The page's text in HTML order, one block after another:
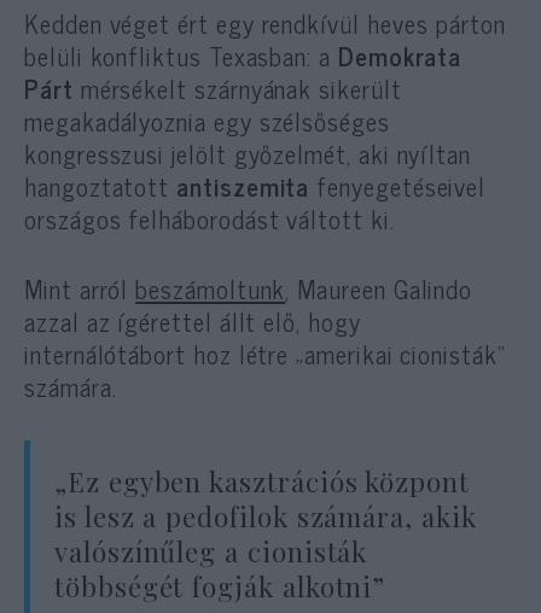
Kedden véget ért egy rendkívül heves párton
belüli konfliktus Texasban: a Demokrata
Párt mérsékelt szárnyának sikerült
megakadályoznia egy szélsőséges
kongresszusi jelölt győzelmét, aki nyíltan
hangoztatott antiszemita fenyegetéseivel
országos felháborodást váltott ki.
Mint arról beszámoltunk, Maureen Galindo
azzal az ígérettel állt elő, hogy
internálótábort hoz létre „amerikai cionisták”
számára.
„Ez egyben kasztrációs központ
is lesz a pedofilok számára, akik
valószínűleg a cionisták
többségét fogják alkotni”